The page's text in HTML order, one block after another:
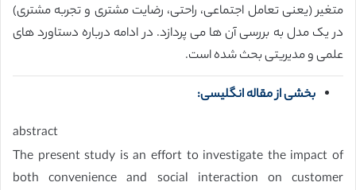
متغیر (یعنی تعامل اجتماعی، راحتی، رضایت مشتری و تجربه مشتری)
در یک مدل به بررسی آن ها می پردازد. در ادامه درباره دستاورد های
علمی و مدیریتی بحث شده است.
بخشی از مقاله انگلیسی:
abstract
The present study is an effort to investigate the impact of
both convenience and social interaction on customer